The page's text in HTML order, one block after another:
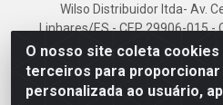
O nosso site coleta
terceiros para proporcionar
personalizada ao usuário,
Wilso Distribuidor ltda- Av.
Linhares/ES - CEP 29906-015 -